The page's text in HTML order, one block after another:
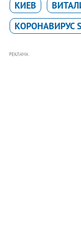
КИЕВ
КОРОНАВИРУС
РЕКЛАМА